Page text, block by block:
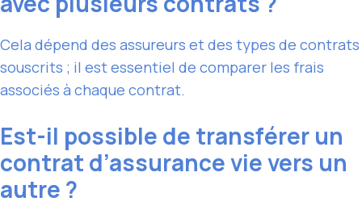
Cela dépend des assureurs et des types de contrats
souscrits ; il est essentiel de comparer les frais
associés à chaque contrat.
Est-il possible de transférer un
contrat d’assurance vie vers un
autre ?